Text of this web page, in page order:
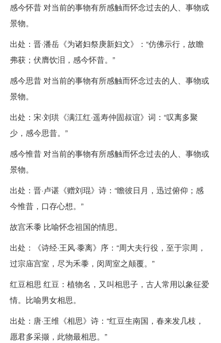
感今怀昔 对当前的事物有所感触而怀念过去的人、事物或
景物。
出处：晋·潘岳《为诸妇祭庚新妇文》：“仿佛示行，故瞻
弗获；伏膺饮泪，感今怀昔。”
感今思昔 对当前的事物有所感触而怀念过去的人、事物或
景物。
出处：宋·刘珙《满江红·遥寿仲固叔谊》词：“叹离多聚
少，感今思昔。”
感今惟昔 对当前的事物有所感触而怀念过去的人、事物或
景物。
出处：晋·卢谌《赠刘琨》诗：“瞻彼日月，迅过俯仰；感
今惟昔，口存心想。”
故宫禾黍 比喻怀念祖国的情思。
出处：《诗经·王风·黍离》序：“周大夫行役，至于宗周，
过宗庙宫室，尽为禾黍，闵周室之颠覆。”
红豆相思 红豆：植物名，又叫相思子，古人常用以象征爱
情。比喻男女相思。
出处：唐·王维《相思》诗：“红豆生南国，春来发几枝，
愿君多采撷，此物最相思。”